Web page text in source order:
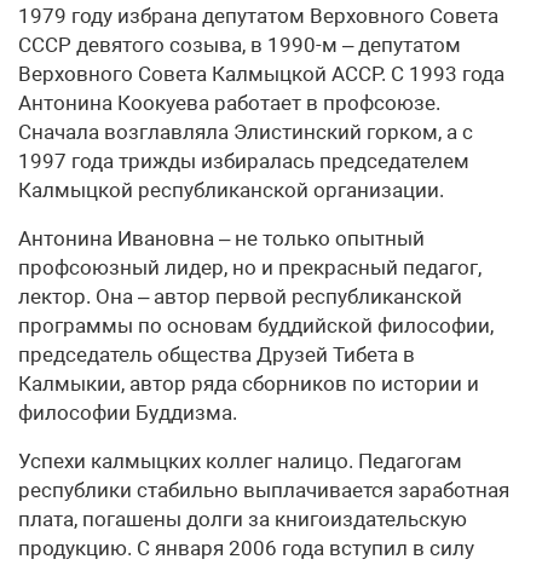
1979 году избрана депутатом Верховного Совета
СССР девятого созыва, в 1990-м – депутатом
Верховного Совета Калмыцкой АССР. С 1993 года
Антонина Коокуева работает в профсоюзе.
Сначала возглавляла Элистинский горком, а с
1997 года трижды избиралась председателем
Калмыцкой республиканской организации.
Антонина Ивановна – не только опытный
профсоюзный лидер, но и прекрасный педагог,
лектор. Она – автор первой республиканской
программы по основам буддийской философии,
председатель общества Друзей Тибета в
Калмыкии, автор ряда сборников по истории и
философии Буддизма.
Успехи калмыцких коллег налицо. Педагогам
республики стабильно выплачивается заработная
плата, погашены долги за книгоиздательскую
продукцию. С января 2006 года вступил в силу